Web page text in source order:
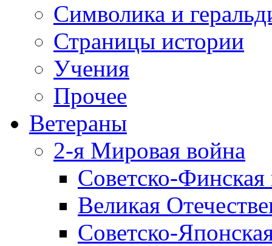
Символика и
Страницы истории
Учения
Прочее
Ветераны
2-я Мировая война
Советско-
Великая
Советско-